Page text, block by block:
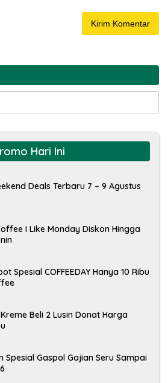
Hari Ini
Deals Terbaru 7 – 9 Agustus
I Like Monday Diskon Hingga
Spesial COFFEEDAY Hanya 10 Ribu
Beli 2 Lusin Donat Harga
Spesial Gaspol Gajian Seru Sampai